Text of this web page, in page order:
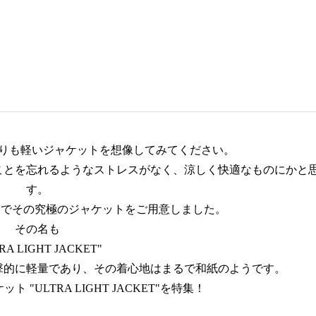
も軽いジャケットを想像してみてください。
を忘れるようなストレスがなく、涼しく快適なものにかと
す。
その究極のジャケットをご用意しました。
その名も
LIGHT JACKET"
に軽量であり、その着心地はまるで和紙のようです。
ト "ULTRA LIGHT JACKET"を特集！